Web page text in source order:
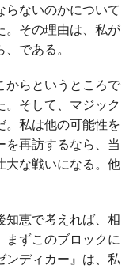
らないのかについて
。その理由は、私が
である。
らというところで
そして、マジック
。私は他の可能性を
再訪するなら、当
大な戦いになる。他
恵で考えれば、相
まずこのブロックに
ンディカー』は、私